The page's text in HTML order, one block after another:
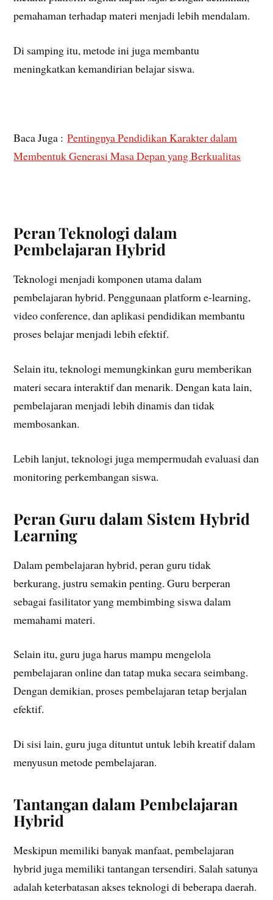
pemahaman terhadap materi menjadi lebih mendalam.
Di samping itu, metode ini juga membantu
meningkatkan kemandirian belajar siswa.
Baca Juga :Pentingnya Pendidikan Karakter dalam
Membentuk Generasi Masa Depan yang Berkualitas
Peran Teknologi dalam
Pembelajaran Hybrid
Teknologi menjadi komponen utama dalam
pembelajaran hybrid. Penggunaan platform e-learning,
video conference, dan aplikasi pendidikan membantu
proses belajar menjadi lebih efektif.
Selain itu, teknologi memungkinkan guru memberikan
materi secara interaktif dan menarik. Dengan kata lain,
pembelajaran menjadi lebih dinamis dan tidak
membosankan.
Lebih lanjut, teknologi juga mempermudah evaluasi dan
monitoring perkembangan siswa.
Peran Guru dalam Sistem Hybrid
Learning
Dalam pembelajaran hybrid, peran guru tidak
berkurang, justru semakin penting. Guru berperan
sebagai fasilitator yang membimbing siswa dalam
memahami materi.
Selain itu, guru juga harus mampu mengelola
pembelajaran online dan tatap muka secara seimbang.
Dengan demikian, proses pembelajaran tetap berjalan
efektif.
Di sisi lain, guru juga dituntut untuk lebih kreatif dalam
menyusun metode pembelajaran.
Tantangan dalam Pembelajaran
Hybrid
Meskipun memiliki banyak manfaat, pembelajaran
hybrid juga memiliki tantangan tersendiri. Salah satunya
adalah keterbatasan akses teknologi di beberapa daerah.